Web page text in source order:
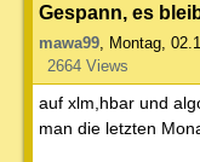
Gespann, es
mawa99, Montag,
2664 Views
auf xlm,hbar und
man die letzten